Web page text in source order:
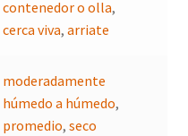
contenedor o olla,
cerca viva,arriate
moderadamente
húmedo a húmedo,
promedio,seco